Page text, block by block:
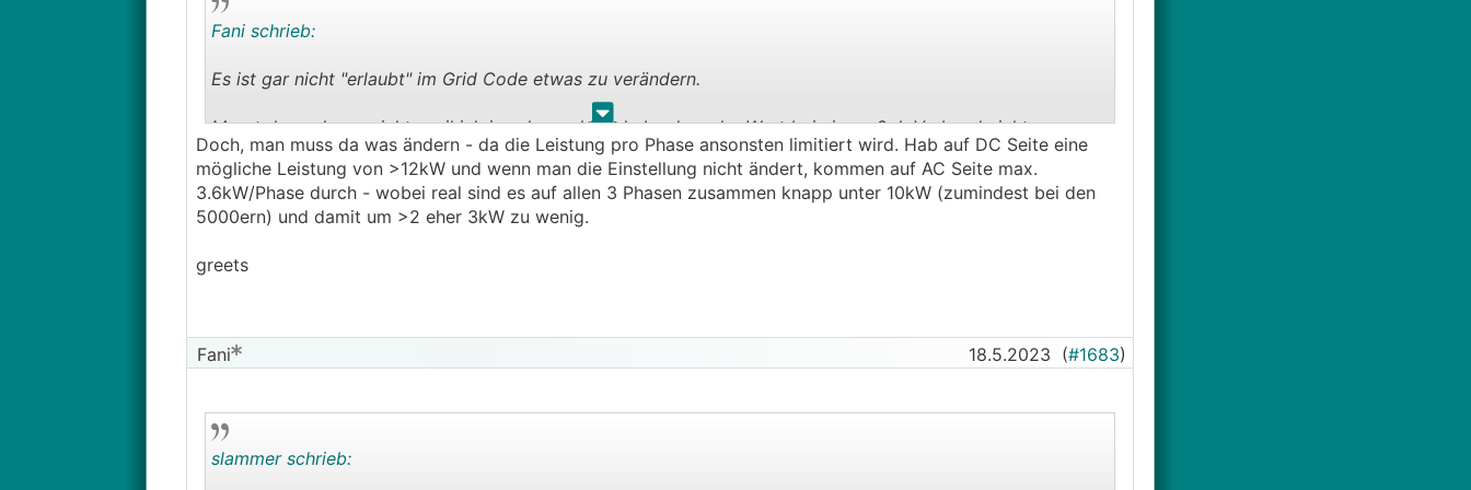
. .
Fani schrieb:
Es ist gar nicht "erlaubt" im Grid Code etwas zu verändern.
Musst du auch gar nicht, weil ich ja schon erklärt habe dass der Wert bei einem 3ph Verbund nicht
notwendig ist, weil in diesem Fall es zu keiner Schieflast kommt.
Doch, man muss da was ändern - da die Leistung pro Phase ansonsten limitiert wird. Hab auf DC Seite eine
mögliche Leistung von >12kW und wenn man die Einstellung nicht ändert, kommen auf AC Seite max.
3.6kW/Phase durch - wobei real sind es auf allen 3 Phasen zusammen knapp unter 10kW (zumindest bei den
5000ern) und damit um >2 eher 3kW zu wenig.
greets
Fani 18.5.2023 (#1683)
slammer schrieb: